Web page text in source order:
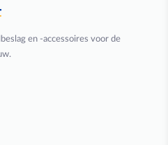
en -accessoires voor de